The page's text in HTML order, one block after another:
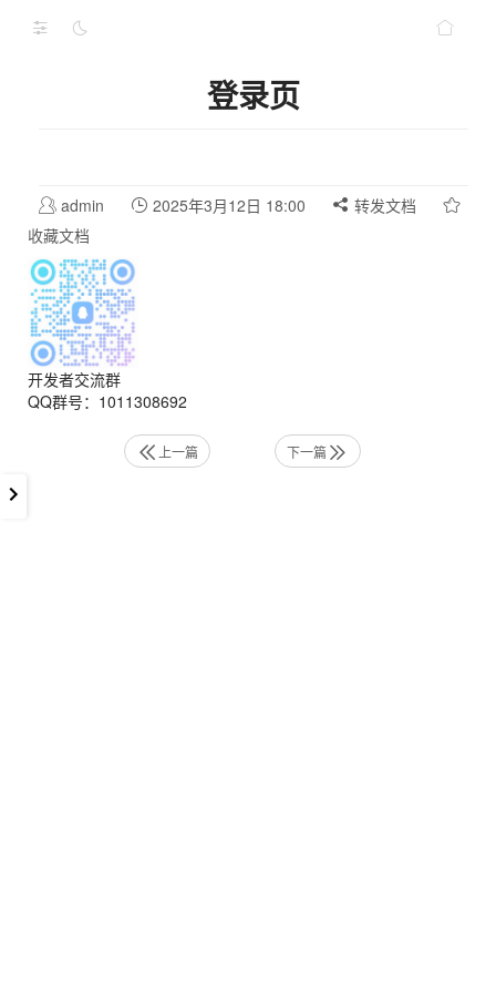
登录页
admin 2025年3月12日 18:00
转发文档
收藏文档
开发者交流群
QQ群号：1011308692
上一篇 下一篇